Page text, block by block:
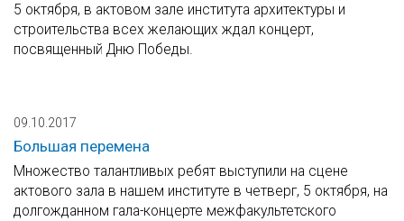
5 октября, в актовом зале института архитектуры и
строительства всех желающих ждал концерт,
посвященный Дню Победы.
09.10.2017
Большая перемена
Множество талантливых ребят выступили на сцене
актового зала в нашем институте в четверг, 5 октября, на
долгожданном гала-концерте межфакультетского